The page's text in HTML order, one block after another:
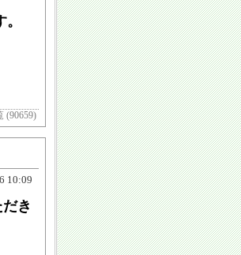
(90659)
10:09
き